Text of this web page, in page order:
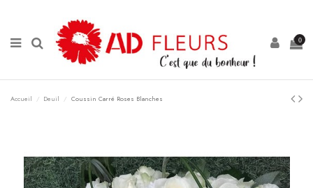
0
Accueil Deuil Coussin Carré Roses Blanches